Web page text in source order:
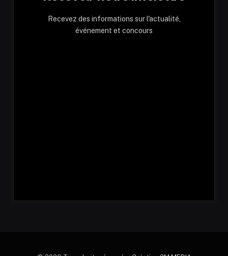
Recevez des informations sur l'actualité,
événement et concours